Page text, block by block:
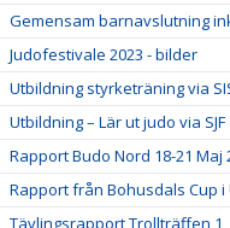
Gemensam barnavslutning
Judofestivale 2023 - bilder
Utbildning styrketräning via
Utbildning – Lär ut judo via SJF
Rapport Budo Nord 18-21
Rapport från Bohusdals Cup i
Tävlingsrapport Trollträffen 1